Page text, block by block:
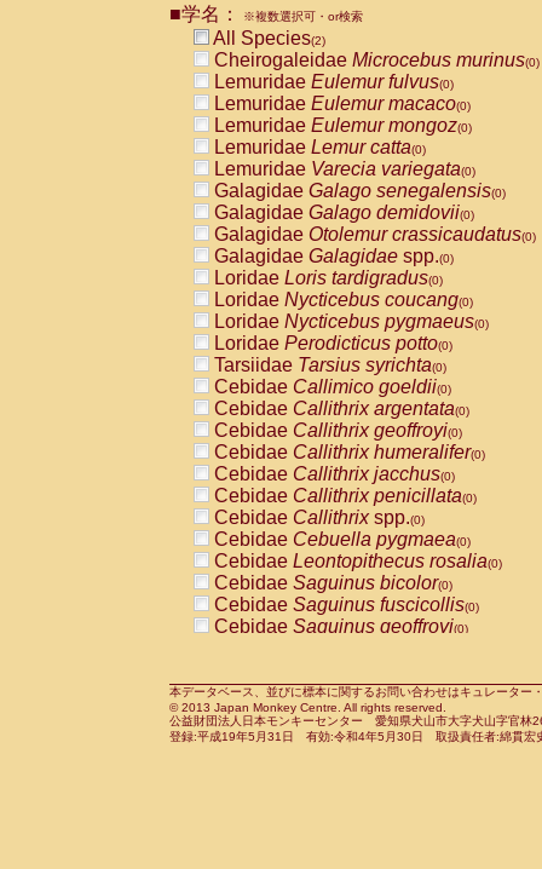
CebidaeCebus nigrivittatus
CebidaeCebus
CebidaeSaimiri boliviensis(0)
CebidaeSaimiri sciureus(0)
AtelidaeAlouatta caraya(0)
AtelidaeAlouatta fusca(0)
AtelidaeAlouatta seniculus
AtelidaeAlouattaspp.(0)
AtelidaeAteles belzebuth(0)
AtelidaeAteles geoffroyi(0)
AtelidaeAteles paniscus(0)
AtelidaeAtelesspp.(0)
Atelidae Lagothrix lagothricha
AtelidaeLagothrix lagothricha cana
PitheciidaeCacajao calvus
PitheciidaeCallicebus cupreus
PitheciidaeCallicebus donacophilus
PitheciidaeCallicebus moloch
PitheciidaeCallicebus torquatus
PitheciidaeCallicebusspp.(0)
PitheciidaeChiropotes satanas(0)
PitheciidaePithecia monachus
PitheciidaePithecia pithecia(0)
CercopithecidaeCercocebus agilis
CercopithecidaeCercocebus
CercopithecidaeCercocebus
CercopithecidaeCercocebus
CercopithecidaeCercocebus
CercopithecidaeCercocebushybrid
CercopithecidaePapio anubis(0)
CercopithecidaePapio cynocephalus
CercopithecidaePapio hamadryas(0)
■学名： ※複数選択可・or検索
All Species(2)
Cheirogaleidae Microcebus murinus(0)
Lemuridae Eulemur fulvus(0)
Lemuridae Eulemur macaco(0)
Lemuridae Eulemur mongoz(0)
Lemuridae Lemur catta(0)
Lemuridae Varecia variegata(0)
Galagidae Galago senegalensis(0)
Galagidae Galago demidovii(0)
Galagidae Otolemur crassicaudatus(0)
Galagidae Galagidae spp.(0)
Loridae Loris tardigradus(0)
Loridae Nycticebus coucang(0)
Loridae Nycticebus pygmaeus(0)
Loridae Perodicticus potto(0)
Tarsiidae Tarsius syrichta(0)
Cebidae Callimico goeldii(0)
Cebidae Callithrix argentata(0)
Cebidae Callithrix geoffroyi(0)
Cebidae Callithrix humeralifer(0)
Cebidae Callithrix jacchus(0)
Cebidae Callithrix penicillata(0)
Cebidae Callithrixspp.(0)
Cebidae Cebuella pygmaea(0)
Cebidae Leontopithecus rosalia(0)
Cebidae Saguinus bicolor(0)
Cebidae Saguinus fuscicollis(0)
Cebidae Saguinus geoffroyi(0)
CebidaeSaguinus leucopus(0)
CebidaeSaguinus midas(0)
Cebidae Saguinus mystax(0)
本データベース、並びに標本に関するお問い合わせはキュレータ
© 2013 Japan Monkey Centre. All rights reserved.
公益財団法人日本モンキーセンター 愛知県犬山市大字犬山字官
登録:平成19年5月31日 有効:令和4年5月30日 取扱責任者:綿貫宏